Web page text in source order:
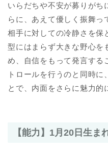
いらだちや不安が募りがち
らに、あえて優しく振舞っ
相手に対しての冷静さを保
型にはまらず大きな野心を
め、自信をもって発言する
トロールを行うのと同時に
とで、内面をさらに魅力的
【能力】1月20日生ま